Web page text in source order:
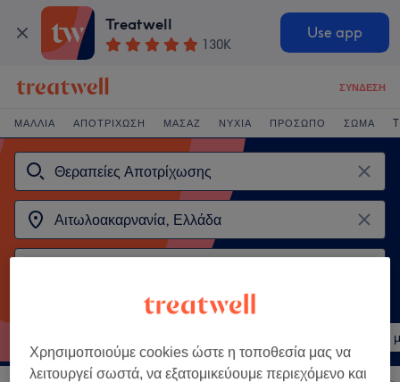
Treatwell
130K
Use app
ΣΎΝΔΕΣΗ
ΜΑΛΛΙΆ ΑΠΟΤΡΊΧΩΣΗ ΜΑΣΆΖ ΝΎΧΙΑ ΠΡΌΣΩΠΟ ΣΏΜΑ
Αποτρίχωση
Χρησιμοποιούμε cookies ώστε η τοποθεσία μας να
λειτουργεί σωστά, να εξατομικεύουμε περιεχόμενο και